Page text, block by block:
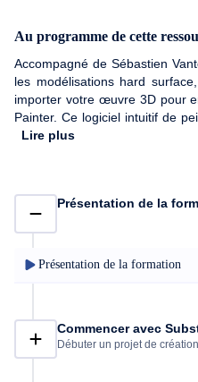
Au programme de cette
Accompagné de Sébastien
les modélisations hard
importer votre œuvre 3D pour
Painter. Ce logiciel intuitif de
des créations 3D en les
appliquer une texture à un
futurs projets. Bien
projet 3D et comment
avoir validé les bases, vous
Lire plus
Présentation de la
Présentation de la formation
Commencer avec
Débuter un projet de